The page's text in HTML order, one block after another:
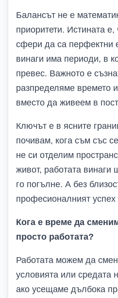
Балансът не е
приоритети. Истината е,
сфери да са перфектни
винаги има периоди, в
превес. Важното е
разпределяме времето
вместо да живеем в
Ключът е в ясните
почивам, кога съм със
не си отделим
живот, работата
го погълне. А без
професионалният успех
Кога е време да
просто работата?
Работата можем да
условията или средата
ако усещаме дълбока